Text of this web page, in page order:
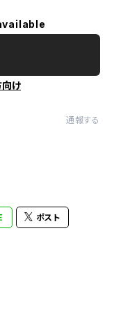
け
通報する
ポスト